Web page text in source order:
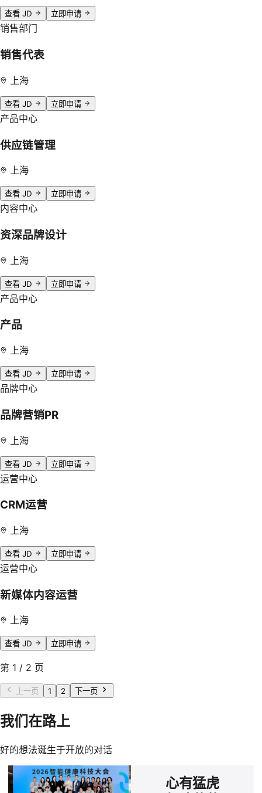
查看 JD 立即申请
销售部门
销售代表
上海
查看 JD 立即申请
产品中心
供应链管理
上海
查看 JD 立即申请
内容中心
资深品牌设计
上海
查看 JD 立即申请
产品中心
产品
上海
查看 JD 立即申请
品牌中心
品牌营销PR
上海
查看 JD 立即申请
运营中心
CRM运营
上海
查看 JD 立即申请
运营中心
新媒体内容运营
上海
查看 JD 立即申请
第 1 / 2 页
上一页 1 2 下一页
我们在路上
好的想法诞生于开放的对话
心有猛虎